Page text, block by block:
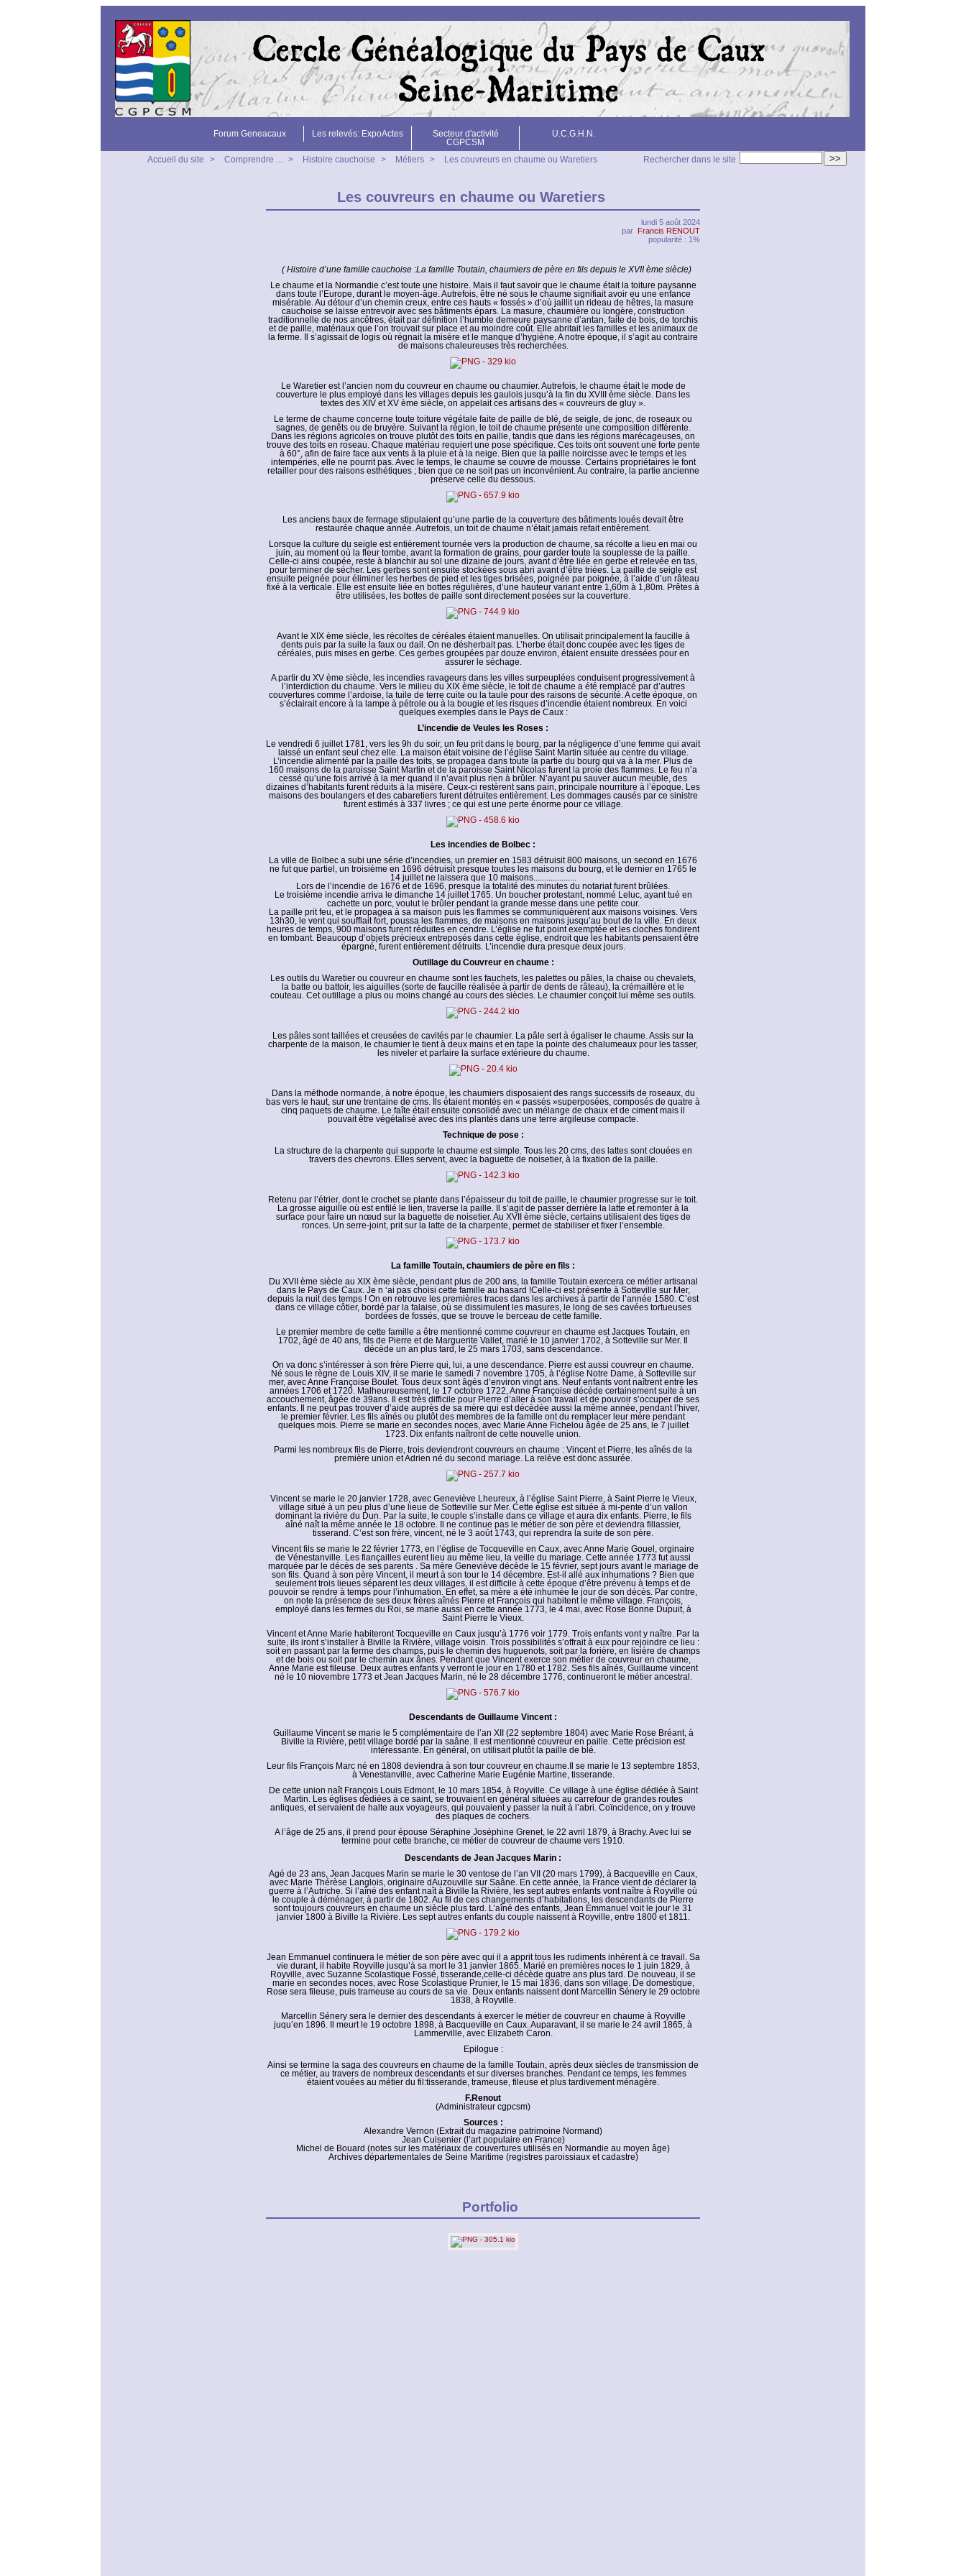
Forum Geneacaux Les relevés: ExpoActes
Secteur d'activité
CGPCSM
U.C.G.H.N.
>>
Rechercher dans le site
Accueil du site > Comprendre ... > Histoire cauchoise > Métiers > Les couvreurs en chaume ou Waretiers
Les couvreurs en chaume ou Waretiers
lundi 5 août 2024
par Francis RENOUT
popularité : 1%
( Histoire d’une famille cauchoise :La famille Toutain, chaumiers de père en fils depuis le XVII ème siècle)
Le chaume et la Normandie c’est toute une histoire. Mais il faut savoir que le chaume était la toiture paysanne
dans toute l’Europe, durant le moyen-âge. Autrefois, être né sous le chaume signifiait avoir eu une enfance
misérable. Au détour d’un chemin creux, entre ces hauts « fossés » d’où jaillit un rideau de hêtres, la masure
cauchoise se laisse entrevoir avec ses bâtiments épars. La masure, chaumière ou longère, construction
traditionnelle de nos ancêtres, était par définition l’humble demeure paysanne d’antan, faite de bois, de torchis
et de paille, matériaux que l’on trouvait sur place et au moindre coût. Elle abritait les familles et les animaux de
la ferme. Il s’agissait de logis où régnait la misère et le manque d’hygiène. A notre époque, il s’agit au contraire
de maisons chaleureuses très recherchées.
Le Waretier est l’ancien nom du couvreur en chaume ou chaumier. Autrefois, le chaume était le mode de
couverture le plus employé dans les villages depuis les gaulois jusqu’à la fin du XVIII ème siècle. Dans les
textes des XIV et XV ème siècle, on appelait ces artisans des « couvreurs de gluy ».
Le terme de chaume concerne toute toiture végétale faite de paille de blé, de seigle, de jonc, de roseaux ou
sagnes, de genêts ou de bruyère. Suivant la région, le toit de chaume présente une composition différente.
Dans les régions agricoles on trouve plutôt des toits en paille, tandis que dans les régions marécageuses, on
trouve des toits en roseau. Chaque matériau requiert une pose spécifique. Ces toits ont souvent une forte pente
à 60°, afin de faire face aux vents à la pluie et à la neige. Bien que la paille noircisse avec le temps et les
intempéries, elle ne pourrit pas. Avec le temps, le chaume se couvre de mousse. Certains propriétaires le font
retailler pour des raisons esthétiques ; bien que ce ne soit pas un inconvénient. Au contraire, la partie ancienne
préserve celle du dessous.
Les anciens baux de fermage stipulaient qu’une partie de la couverture des bâtiments loués devait être
restaurée chaque année. Autrefois, un toit de chaume n’était jamais refait entièrement.
Lorsque la culture du seigle est entièrement tournée vers la production de chaume, sa récolte a lieu en mai ou
juin, au moment où la fleur tombe, avant la formation de grains, pour garder toute la souplesse de la paille.
Celle-ci ainsi coupée, reste à blanchir au sol une dizaine de jours, avant d’être liée en gerbe et relevée en tas,
pour terminer de sécher. Les gerbes sont ensuite stockées sous abri avant d’être triées. La paille de seigle est
ensuite peignée pour éliminer les herbes de pied et les tiges brisées, poignée par poignée, à l’aide d’un râteau
fixé à la verticale. Elle est ensuite liée en bottes régulières, d’une hauteur variant entre 1,60m à 1,80m. Prêtes à
être utilisées, les bottes de paille sont directement posées sur la couverture.
Avant le XIX ème siècle, les récoltes de céréales étaient manuelles. On utilisait principalement la faucille à
dents puis par la suite la faux ou dail. On ne désherbait pas. L’herbe était donc coupée avec les tiges de
céréales, puis mises en gerbe. Ces gerbes groupées par douze environ, étaient ensuite dressées pour en
assurer le séchage.
A partir du XV ème siècle, les incendies ravageurs dans les villes surpeuplées conduisent progressivement à
l’interdiction du chaume. Vers le milieu du XIX ème siècle, le toit de chaume a été remplacé par d’autres
couvertures comme l’ardoise, la tuile de terre cuite ou la taule pour des raisons de sécurité. A cette époque, on
s’éclairait encore à la lampe à pétrole ou à la bougie et les risques d’incendie étaient nombreux. En voici
quelques exemples dans le Pays de Caux :
L’incendie de Veules les Roses :
Le vendredi 6 juillet 1781, vers les 9h du soir, un feu prit dans le bourg, par la négligence d’une femme qui avait
laissé un enfant seul chez elle. La maison était voisine de l’église Saint Martin située au centre du village.
L’incendie alimenté par la paille des toits, se propagea dans toute la partie du bourg qui va à la mer. Plus de
160 maisons de la paroisse Saint Martin et de la paroisse Saint Nicolas furent la proie des flammes. Le feu n’a
cessé qu’une fois arrivé à la mer quand il n’avait plus rien à brûler. N’ayant pu sauver aucun meuble, des
dizaines d’habitants furent réduits à la misère. Ceux-ci restèrent sans pain, principale nourriture à l’époque. Les
maisons des boulangers et des cabaretiers furent détruites entièrement. Les dommages causés par ce sinistre
furent estimés à 337 livres ; ce qui est une perte énorme pour ce village.
Les incendies de Bolbec :
La ville de Bolbec a subi une série d’incendies, un premier en 1583 détruisit 800 maisons, un second en 1676
ne fut que partiel, un troisième en 1696 détruisit presque toutes les maisons du bourg, et le dernier en 1765 le
14 juillet ne laissera que 10 maisons....................
Lors de l’incendie de 1676 et de 1696, presque la totalité des minutes du notariat furent brûlées.
Le troisième incendie arriva le dimanche 14 juillet 1765. Un boucher protestant, nommé Leluc, ayant tué en
cachette un porc, voulut le brûler pendant la grande messe dans une petite cour.
La paille prit feu, et le propagea à sa maison puis les flammes se communiquèrent aux maisons voisines. Vers
13h30, le vent qui soufflait fort, poussa les flammes, de maisons en maisons jusqu’au bout de la ville. En deux
heures de temps, 900 maisons furent réduites en cendre. L’église ne fut point exemptée et les cloches fondirent
en tombant. Beaucoup d’objets précieux entreposés dans cette église, endroit que les habitants pensaient être
épargné, furent entièrement détruits. L’incendie dura presque deux jours.
Outillage du Couvreur en chaume :
Les outils du Waretier ou couvreur en chaume sont les fauchets, les palettes ou pâles, la chaise ou chevalets,
la batte ou battoir, les aiguilles (sorte de faucille réalisée à partir de dents de râteau), la crémaillère et le
couteau. Cet outillage a plus ou moins changé au cours des siècles. Le chaumier conçoit lui même ses outils.
Les pâles sont taillées et creusées de cavités par le chaumier. La pâle sert à égaliser le chaume. Assis sur la
charpente de la maison, le chaumier le tient à deux mains et en tape la pointe des chalumeaux pour les tasser,
les niveler et parfaire la surface extérieure du chaume.
Dans la méthode normande, à notre époque, les chaumiers disposaient des rangs successifs de roseaux, du
bas vers le haut, sur une trentaine de cms. Ils étaient montés en « passés »superposées, composés de quatre à
cinq paquets de chaume. Le faîte était ensuite consolidé avec un mélange de chaux et de ciment mais il
pouvait être végétalisé avec des iris plantés dans une terre argileuse compacte.
Technique de pose :
La structure de la charpente qui supporte le chaume est simple. Tous les 20 cms, des lattes sont clouées en
travers des chevrons. Elles servent, avec la baguette de noisetier, à la fixation de la paille.
Retenu par l’étrier, dont le crochet se plante dans l’épaisseur du toit de paille, le chaumier progresse sur le toit.
La grosse aiguille où est enfilé le lien, traverse la paille. Il s’agit de passer derrière la latte et remonter à la
surface pour faire un nœud sur la baguette de noisetier. Au XVII ème siècle, certains utilisaient des tiges de
ronces. Un serre-joint, prit sur la latte de la charpente, permet de stabiliser et fixer l’ensemble.
La famille Toutain, chaumiers de père en fils :
Du XVII ème siècle au XIX ème siècle, pendant plus de 200 ans, la famille Toutain exercera ce métier artisanal
dans le Pays de Caux. Je n ‘ai pas choisi cette famille au hasard !Celle-ci est présente à Sotteville sur Mer,
depuis la nuit des temps ! On en retrouve les premières traces dans les archives à partir de l’année 1580. C’est
dans ce village côtier, bordé par la falaise, où se dissimulent les masures, le long de ses cavées tortueuses
bordées de fossés, que se trouve le berceau de cette famille.
Le premier membre de cette famille a être mentionné comme couvreur en chaume est Jacques Toutain, en
1702, âgé de 40 ans, fils de Pierre et de Marguerite Vallet, marié le 10 janvier 1702, à Sotteville sur Mer. Il
décède un an plus tard, le 25 mars 1703, sans descendance.
On va donc s’intéresser à son frère Pierre qui, lui, a une descendance. Pierre est aussi couvreur en chaume.
Né sous le règne de Louis XIV, il se marie le samedi 7 novembre 1705, à l’église Notre Dame, à Sotteville sur
mer, avec Anne Françoise Boulet. Tous deux sont âgés d’environ vingt ans. Neuf enfants vont naîtrent entre les
années 1706 et 1720. Malheureusement, le 17 octobre 1722, Anne Françoise décède certainement suite à un
accouchement, âgée de 39ans. Il est très difficile pour Pierre d’aller à son travail et de pouvoir s’occuper de ses
enfants. Il ne peut pas trouver d’aide auprès de sa mère qui est décèdée aussi la même année, pendant l’hiver,
le premier février. Les fils aînés ou plutôt des membres de la famille ont du remplacer leur mère pendant
quelques mois. Pierre se marie en secondes noces, avec Marie Anne Fichelou âgée de 25 ans, le 7 juillet
1723. Dix enfants naîtront de cette nouvelle union.
Parmi les nombreux fils de Pierre, trois deviendront couvreurs en chaume : Vincent et Pierre, les aînés de la
première union et Adrien né du second mariage. La relève est donc assurée.
Vincent se marie le 20 janvier 1728, avec Geneviève Lheureux, à l’église Saint Pierre, à Saint Pierre le Vieux,
village situé à un peu plus d’une lieue de Sotteville sur Mer. Cette église est située à mi-pente d’un vallon
dominant la rivière du Dun. Par la suite, le couple s’installe dans ce village et aura dix enfants. Pierre, le fils
aîné naît la même année le 18 octobre. Il ne continue pas le métier de son père et deviendra fillassier,
tisserand. C’est son frère, vincent, né le 3 août 1743, qui reprendra la suite de son père.
Vincent fils se marie le 22 février 1773, en l’église de Tocqueville en Caux, avec Anne Marie Gouel, orginaire
de Vénestanville. Les fiançailles eurent lieu au même lieu, la veille du mariage. Cette année 1773 fut aussi
marquée par le décès de ses parents . Sa mère Geneviève décède le 15 février, sept jours avant le mariage de
son fils. Quand à son père Vincent, il meurt à son tour le 14 décembre. Est-il allé aux inhumations ? Bien que
seulement trois lieues séparent les deux villages, il est difficile à cette époque d’être prévenu à temps et de
pouvoir se rendre à temps pour l’inhumation. En effet, sa mère a été inhumée le jour de son décès. Par contre,
on note la présence de ses deux frères aînés Pierre et François qui habitent le même village. François,
employé dans les fermes du Roi, se marie aussi en cette année 1773, le 4 mai, avec Rose Bonne Dupuit, à
Saint Pierre le Vieux.
Vincent et Anne Marie habiteront Tocqueville en Caux jusqu’à 1776 voir 1779. Trois enfants vont y naître. Par la
suite, ils iront s’installer à Biville la Rivière, village voisin. Trois possibilités s’offrait à eux pour rejoindre ce lieu :
soit en passant par la ferme des champs, puis le chemin des huguenots, soit par la forière, en lisière de champs
et de bois ou soit par le chemin aux ânes. Pendant que Vincent exerce son métier de couvreur en chaume,
Anne Marie est fileuse. Deux autres enfants y verront le jour en 1780 et 1782. Ses fils aînés, Guillaume vincent
né le 10 niovembre 1773 et Jean Jacques Marin, né le 28 décembre 1776, continueront le métier ancestral.
Descendants de Guillaume Vincent :
Guillaume Vincent se marie le 5 complémentaire de l’an XII (22 septembre 1804) avec Marie Rose Bréant, à
Biville la Rivière, petit village bordé par la saâne. Il est mentionné couvreur en paille. Cette précision est
intéressante. En général, on utilisait plutôt la paille de blé.
Leur fils François Marc né en 1808 deviendra à son tour couvreur en chaume.Il se marie le 13 septembre 1853,
à Venestanville, avec Catherine Marie Eugénie Martine, tisserande.
De cette union naît François Louis Edmont, le 10 mars 1854, à Royville. Ce village à une église dédiée à Saint
Martin. Les églises dédiées à ce saint, se trouvaient en général situées au carrefour de grandes routes
antiques, et servaient de halte aux voyageurs, qui pouvaient y passer la nuit à l’abri. Coïncidence, on y trouve
des plaques de cochers.
A l’âge de 25 ans, il prend pour épouse Séraphine Joséphine Grenet, le 22 avril 1879, à Brachy. Avec lui se
termine pour cette branche, ce métier de couvreur de chaume vers 1910.
Descendants de Jean Jacques Marin :
Agé de 23 ans, Jean Jacques Marin se marie le 30 ventose de l’an VII (20 mars 1799), à Bacqueville en Caux,
avec Marie Thérèse Langlois, originaire dAuzouville sur Saâne. En cette année, la France vient de déclarer la
guerre à l’Autriche. Si l’aîné des enfant naît à Biville la Rivière, les sept autres enfants vont naître à Royville où
le couple à déménager, à partir de 1802. Au fil de ces changements d’habitations, les descendants de Pierre
sont toujours couvreurs en chaume un siècle plus tard. L’aîné des enfants, Jean Emmanuel voit le jour le 31
janvier 1800 à Biville la Rivière. Les sept autres enfants du couple naissent à Royville, entre 1800 et 1811.
Jean Emmanuel continuera le métier de son père avec qui il a apprit tous les rudiments inhérent à ce travail. Sa
vie durant, il habite Royville jusqu’à sa mort le 31 janvier 1865. Marié en premières noces le 1 juin 1829, à
Royville, avec Suzanne Scolastique Fossé, tisserande,celle-ci décède quatre ans plus tard. De nouveau, il se
marie en secondes noces, avec Rose Scolastique Prunier, le 15 mai 1836, dans son village. De domestique,
Rose sera fileuse, puis trameuse au cours de sa vie. Deux enfants naissent dont Marcellin Sénery le 29 octobre
1838, à Royville.
Marcellin Sénery sera le dernier des descendants à exercer le métier de couvreur en chaume à Royville
juqu’en 1896. Il meurt le 19 octobre 1898, à Bacqueville en Caux. Auparavant, il se marie le 24 avril 1865, à
Lammerville, avec Elizabeth Caron.
Epilogue :
Ainsi se termine la saga des couvreurs en chaume de la famille Toutain, après deux siècles de transmission de
ce métier, au travers de nombreux descendants et sur diverses branches. Pendant ce temps, les femmes
étaient vouées au métier du fil:tisserande, trameuse, fileuse et plus tardivement ménagère.
F.Renout
(Administrateur cgpcsm)
Sources :
Alexandre Vernon (Extrait du magazine patrimoine Normand)
Jean Cuisenier (l’art populaire en France)
Michel de Bouard (notes sur les matériaux de couvertures utilisés en Normandie au moyen âge)
Archives départementales de Seine Maritime (registres paroissiaux et cadastre)
Portfolio